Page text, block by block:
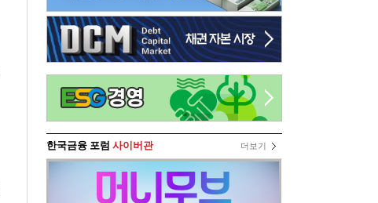
한국금융 포럼 사이버관 더보기